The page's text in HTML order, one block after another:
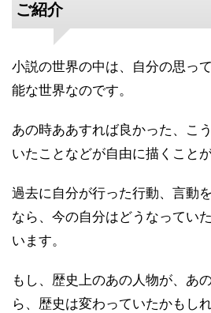
ご紹介
小説の世界の中は、自分の思っ
能な世界なのです。
あの時ああすれば良かった、こ
いたことなどが自由に描くことが
過去に自分が行った行動、言動
なら、今の自分はどうなってい
います。
もし、歴史上のあの人物が、あ
ら、歴史は変わっていたかもしれ